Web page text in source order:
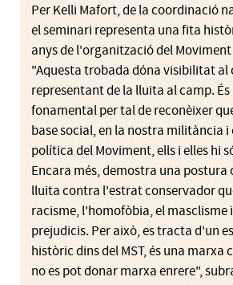
PerKelli Mafort, de la coordinació
el seminari representa una fita
anys de l'organització del Moviment
"Aquesta trobada dóna visibilitat al
representant de la lluita al camp. És
fonamental per tal de reconèixer
base social, en la nostra militància i
política del Moviment, ells i elles hi
Encara més, demostra una postura
lluita contra l'estrat conservador
racisme, l'homofòbia, el masclisme
prejudicis. Per això, es tracta d'un
històric dins delMST, és una marxa
no es pot donar marxa enrere",